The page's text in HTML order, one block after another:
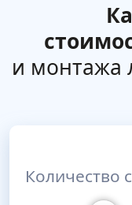
и монтажа
Количество